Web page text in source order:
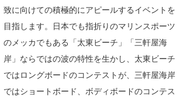
致に向けての積極的にアピールするイベントを
目指します。日本でも指折りのマリンスポーツ
のメッカでもある「太東ビーチ」「三軒屋海
岸」ならではの波の特性を生かし、太東ビーチ
ではロングボードのコンテストが、三軒屋海岸
ではショートボード、ボディボードのコンテス
Core Surf Japan
Naoya Kimoto
mitsuteru Kamio
Yasunari Inoue
メディア
SURFMEDIA
Colors MAGAZINE
波伝説アンバサダー/プロライダー
福島寿実子
波伝説スタッフ